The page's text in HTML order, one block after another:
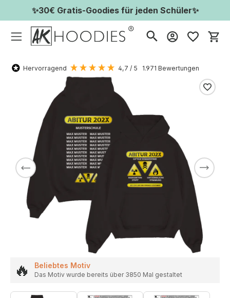
✨30€ Gratis-Goodies für jeden Schüler✨
Hervorragend 4,7 / 5 1.971 Bewertungen
🔥 Beliebtes Motiv
Das Motiv wurde bereits über 3850 Mal gestaltet